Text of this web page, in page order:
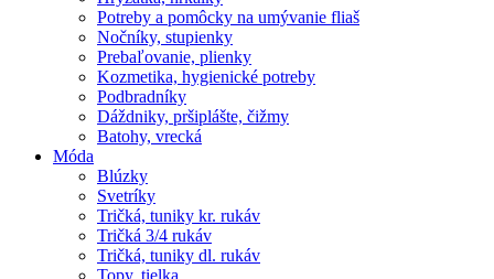
Potreby a pomôcky na umývanie fliaš
Nočníky, stupienky
Prebaľovanie, plienky
Kozmetika, hygienické potreby
Podbradníky
Dáždniky, pršiplášte, čižmy
Batohy, vrecká
Móda
Blúzky
Svetríky
Tričká, tuniky kr. rukáv
Tričká 3/4 rukáv
Tričká, tuniky dl. rukáv
Topy, tielka